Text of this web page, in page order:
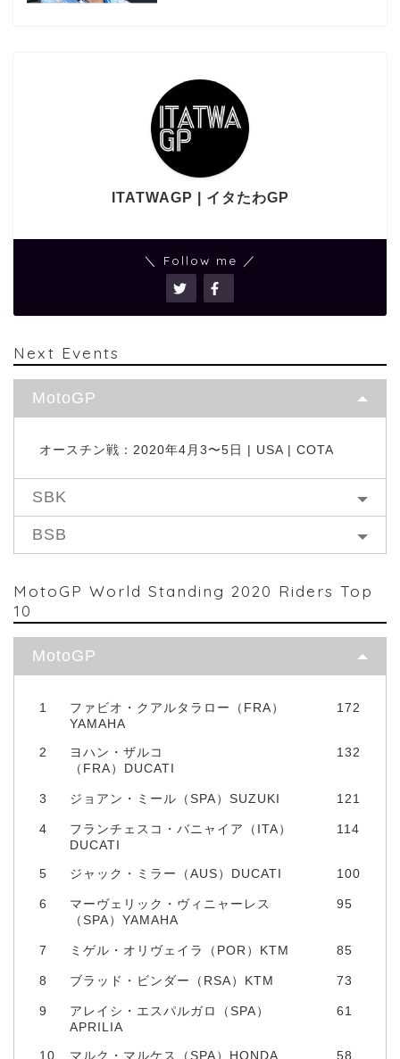
ITATWAGP | イタたわGP
＼ Follow me ／
Next Events
MotoGP
オースチン戦：2020年4月3〜5日 | USA | COTA
SBK
BSB
MotoGP World Standing 2020 Riders Top
10
MotoGP
1
ファビオ・クアルタラロー（FRA）
YAMAHA
172
2
ヨハン・ザルコ
（FRA）DUCATI
132
3 ジョアン・ミール（SPA）SUZUKI 121
4
フランチェスコ・バニャイア（ITA）
DUCATI
114
5 ジャック・ミラー（AUS）DUCATI 100
6
マーヴェリック・ヴィニャーレス
（SPA）YAMAHA
95
7 ミゲル・オリヴェイラ（POR）KTM 85
8 ブラッド・ビンダー（RSA）KTM 73
9
アレイシ・エスパルガロ（SPA）
APRILIA
61
10 マルク・マルケス（SPA）HONDA 58